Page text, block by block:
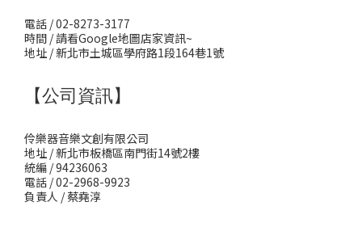
電話 / 02-8273-3177
時間 / 請看Google地圖店家資訊~
地址 / 新北市土城區學府路1段164巷1號
【公司資訊】
伶樂器音樂文創有限公司
地址 / 新北市板橋區南門街14號2樓
統編 / 94236063
電話 / 02-2968-9923
負責人 / 蔡堯淳